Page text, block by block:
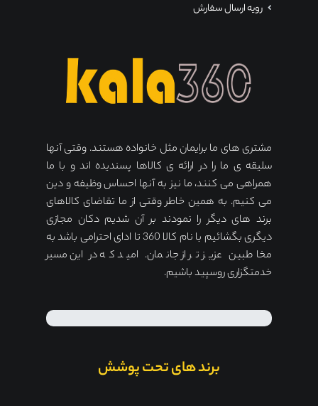
رویه ارسال سفارش
مشتری های ما برایمان مثل خانواده هستند. وقتی آنها
سلیقه ی ما را در ارائه ی کالاها پسندیده اند و با ما
همراهی می کنند، ما نیز به آنها احساس وظیفه و دین
می کنیم. به همین خاطر وقتی از ما تقاضای کالاهای
برند های دیگر را نمودند بر آن شدیم دکان مجازی
دیگری بگشائیم با نام کالا 360 تا ادای احترامی باشد به
مخاطبین عزیز تر از جانمان. امید که در این مسیر
خدمتگزاری روسپید باشیم.
برند های تحت پوشش